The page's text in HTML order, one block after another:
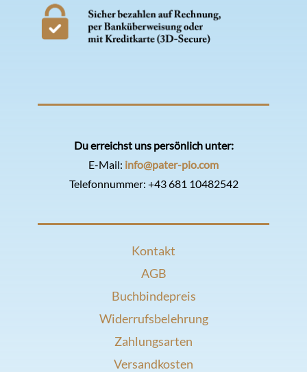
Du erreichst uns persönlich unter:
E-Mail: info@pater-pio.com
Telefonnummer: +43 681 10482542
Kontakt
AGB
Buchbindepreis
Widerrufsbelehrung
Zahlungsarten
Versandkosten